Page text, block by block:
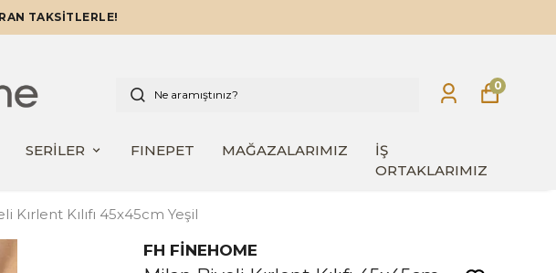
TAKSİTLERLE!
SERİLER FINEPET MAĞAZALARIMIZ
İŞ
ORTAKLARIMIZ
0
Kırlent Kılıfı 45x45cm Yeşil
FH FİNEHOME